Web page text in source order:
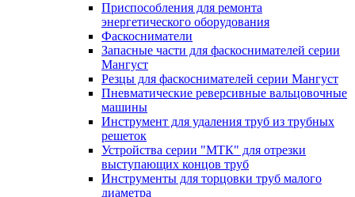
Приспособления для ремонта
энергетического оборудования
Фаскосниматели
Запасные части для фаскоснимателей серии
Мангуст
Резцы для фаскоснимателей серии Мангуст
Пневматические реверсивные вальцовочные
машины
Инструмент для удаления труб из трубных
решеток
Устройства серии "МТК" для отрезки
выступающих концов труб
Инструменты для торцовки труб малого
диаметра